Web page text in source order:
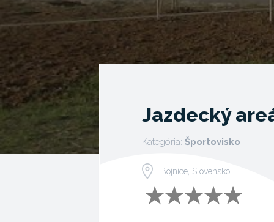
Jazdecký
Kategória: Športovisko
Bojnice, Slovensko